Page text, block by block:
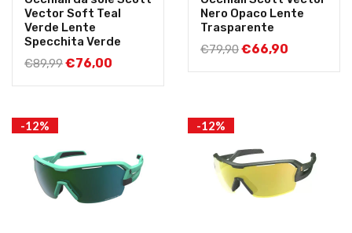
Vector Soft Teal
Verde Lente
Specchita Verde
€89,99€76,00
Nero Opaco Lente
Trasparente
€79,90€66,90
-12% -12%